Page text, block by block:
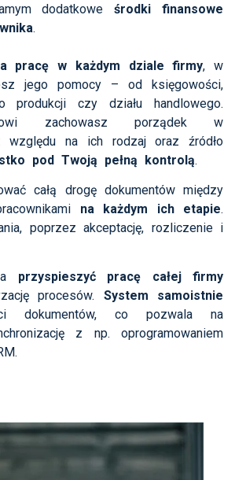
dodatkoweśrodki finansowe
.
pracę w każdym dziale firmy, w
jego pomocy – od księgowości,
czy działu handlowego.
zachowasz porządek w
względu na ich rodzaj oraz źródło
pod Twoją pełną kontrolą.
całą drogę dokumentów między
na każdym ich etapie.
poprzez akceptację, rozliczenie i
przyspieszyć pracę całej firmy
procesów. System samoistnie
dokumentów, co pozwala na
z np. oprogramowaniem